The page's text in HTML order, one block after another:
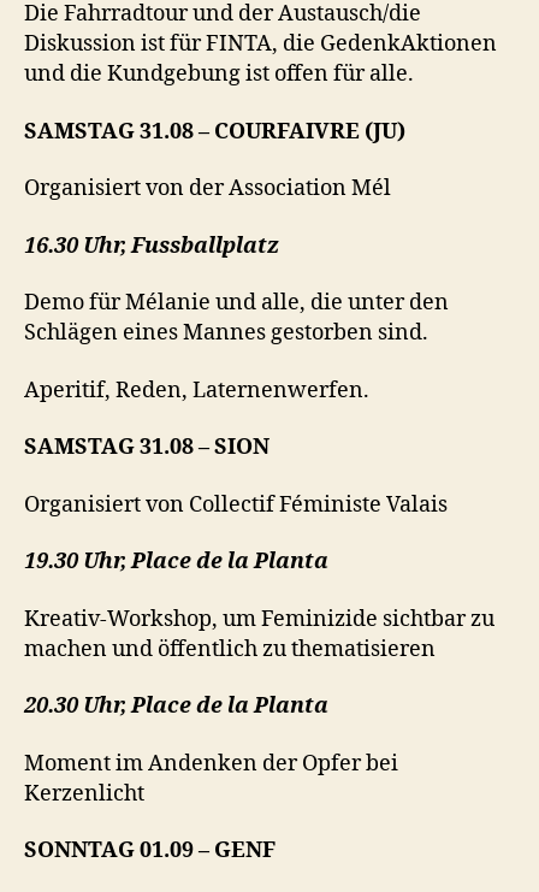
Die Fahrradtour und der Austausch/die
Diskussion ist für FINTA, die GedenkAktionen
und die Kundgebung ist offen für alle.
SAMSTAG 31.08 – COURFAIVRE (JU)
Organisiert von der Association Mél
16.30 Uhr, Fussballplatz
Demo für Mélanie und alle, die unter den
Schlägen eines Mannes gestorben sind.
Aperitif, Reden, Laternenwerfen.
SAMSTAG 31.08 – SION
Organisiert von Collectif Féministe Valais
19.30 Uhr,Place de la Planta
Kreativ-Workshop, um Feminizide sichtbar zu
machen und öffentlich zu thematisieren
20.30 Uhr,Place de la Planta
Moment im Andenken der Opfer bei
Kerzenlicht
SONNTAG 01.09 – GENF